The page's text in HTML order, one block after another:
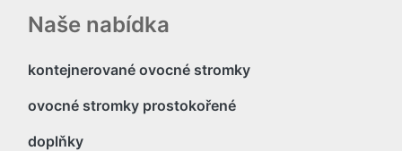
Naše nabídka
kontejnerované ovocné stromky
ovocné stromky prostokořené
doplňky